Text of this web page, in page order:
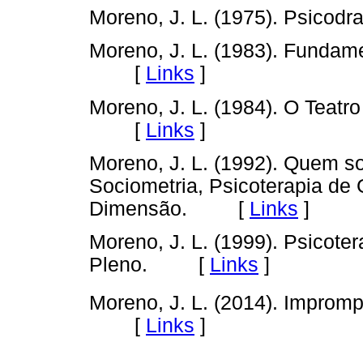
Moreno, J. L. (1975).
Moreno, J. L. (1983).
[ Links ]
Moreno, J. L. (1984). O
[ Links ]
Moreno, J. L. (1992). Quem
Sociometria, Psicoterapia de
Dimensão. [ Links ]
Moreno, J. L. (1999).
Pleno. [ Links ]
Moreno, J. L. (2014).
[ Links ]